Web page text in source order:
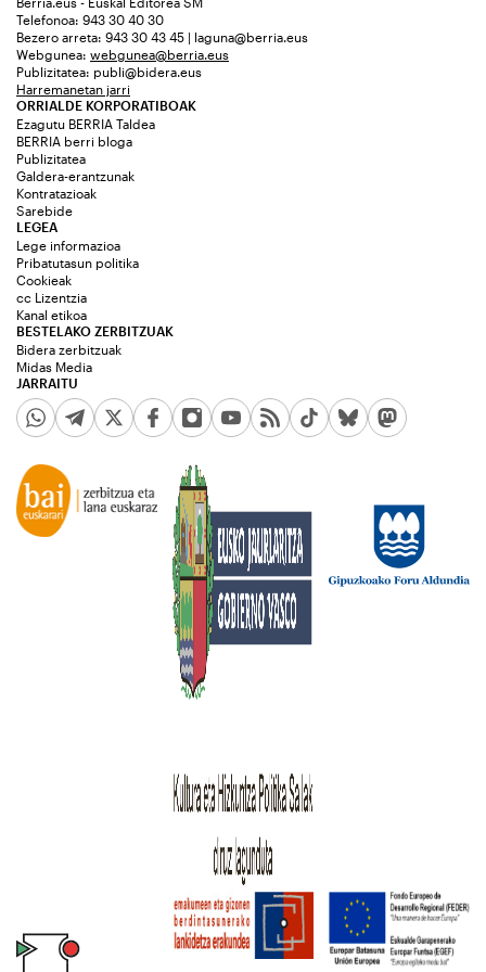
Telefonoa: 943 30 40 30
Bezero arreta: 943 30 43 45 | laguna@berria.eus
Webgunea: webgunea@berria.eus
Publizitatea: publi@bidera.eus
Harremanetan jarri
ORRIALDE KORPORATIBOAK
Ezagutu BERRIA Taldea
BERRIA berri bloga
Publizitatea
Galdera-erantzunak
Kontratazioak
Sarebide
JARRAITU
LEGEA
Lege informazioa
Pribatutasun politika
Cookieak
cc Lizentzia
Kanal etikoa
BESTELAKO ZERBITZUAK
Bidera zerbitzuak
Midas Media